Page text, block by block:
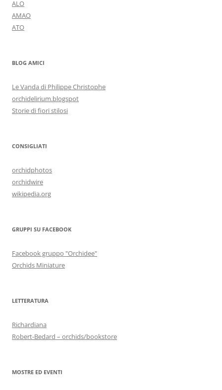
ALO
AMAO
ATO
BLOG AMICI
Le Vanda di Philippe Christophe
orchidelirium.blogspot
Storie di fiori stilosi
CONSIGLIATI
orchidphotos
orchidwire
wikipedia.org
GRUPPI SU FACEBOOK
Facebook gruppo "Orchidee"
Orchids Miniature
LETTERATURA
Richardiana
Robert-Bedard – orchids/bookstore
MOSTRE ED EVENTI